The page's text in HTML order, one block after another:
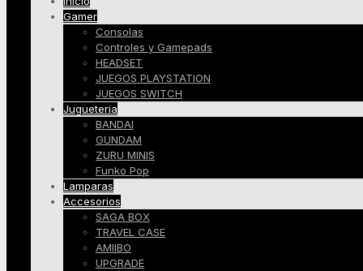
Gamer
Consolas
Controles y Gamepads
HEADSET
JUEGOS PLAYSTATION
JUEGOS SWITCH
Jugueteria
BANDAI
GUNDAM
ZURU MINIS
Funko Pop
Lamparas
Accesorios
SAGA BOX
TRAVEL CASE
AMIIBO
UPGRADE